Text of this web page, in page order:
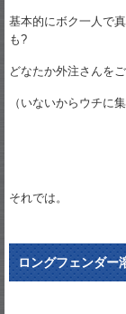
基本的にボク一人で
も?
どなたか外注さんを
（いないからウチに
それでは。
ロングフェンダー